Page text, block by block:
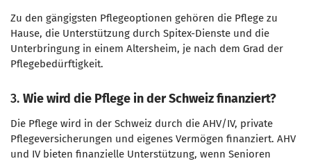
Zu den gängigsten Pflegeoptionen gehören die Pflege zu
Hause, die Unterstützung durch Spitex-Dienste und die
Unterbringung in einem Altersheim, je nach dem Grad der
Pflegebedürftigkeit.
3. Wie wird die Pflege in der Schweiz finanziert?
Die Pflege wird in der Schweiz durch die AHV/IV, private
Pflegeversicherungen und eigenes Vermögen finanziert. AHV
und IV bieten finanzielle Unterstützung, wenn Senioren